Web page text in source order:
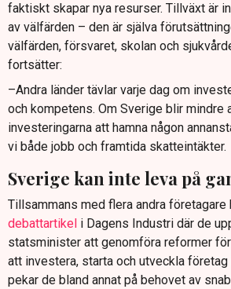
faktiskt skapar nya resurser. Tillväxt är
av välfärden – den är själva
välfärden, försvaret, skolan och
fortsätter:
–Andra länder tävlar varje dag om
och kompetens. Om Sverige blir mindre
investeringarna att hamna någon
vi både jobb och framtida skatteintäkter.
Sverige kan inte leva på
Tillsammans med flera andra företagare
debattartikel i Dagens Industri där de
statsminister att genomföra reformer
att investera, starta och utveckla
pekar de bland annat på behovet av